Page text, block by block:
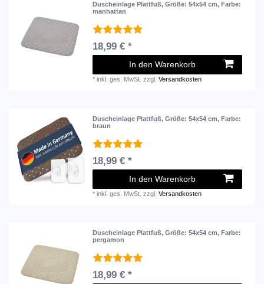
Duscheinlage Plattfuß, Größe: 54x54 cm, Farbe:
manhattan
18,99 € *
In den Warenkorb
*inkl. ges. MwSt. zzgl.Versandkosten
Duscheinlage Plattfuß, Größe: 54x54 cm, Farbe:
braun
18,99 € *
In den Warenkorb
*inkl. ges. MwSt. zzgl.Versandkosten
Duscheinlage Plattfuß, Größe: 54x54 cm, Farbe:
pergamon
18,99 € *